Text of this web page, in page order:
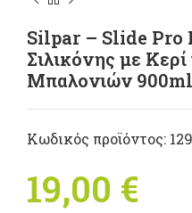
Silpar – Slide Pro
Σιλικόνης με
Μπαλονιών 900ml
Κωδικός προϊόντος:
19,00 €